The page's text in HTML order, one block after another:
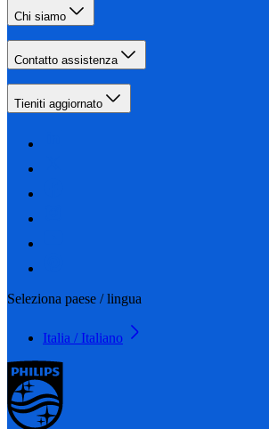
Chi siamo
Contatto assistenza
Tieniti aggiornato
Seleziona paese / lingua
Italia / Italiano